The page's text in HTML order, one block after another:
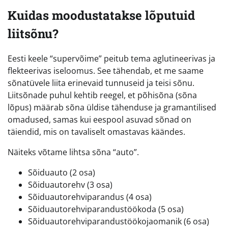
Kuidas moodustatakse lõputuid
liitsõnu?
Eesti keele “supervõime” peitub tema aglutineerivas ja
flekteerivas iseloomus. See tähendab, et me saame
sõnatüvele liita erinevaid tunnuseid ja teisi sõnu.
Liitsõnade puhul kehtib reegel, et põhisõna (sõna
lõpus) määrab sõna üldise tähenduse ja gramantilised
omadused, samas kui eespool asuvad sõnad on
täiendid, mis on tavaliselt omastavas käändes.
Näiteks võtame lihtsa sõna “auto”.
Sõiduauto (2 osa)
Sõiduautorehv (3 osa)
Sõiduautorehviparandus (4 osa)
Sõiduautorehviparandustöökoda (5 osa)
Sõiduautorehviparandustöökojaomanik (6 osa)